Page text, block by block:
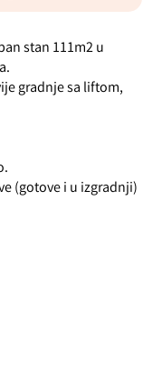
stan 111m2 u
gradnje sa liftom,
(gotove i u izgradnji)